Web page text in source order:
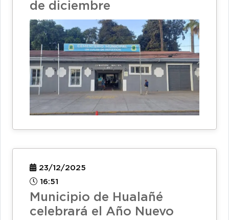
de diciembre
23/12/2025
16:51
Municipio de Hualañé
celebrará el Año Nuevo